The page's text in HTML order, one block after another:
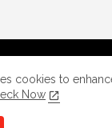
cookies to
Now